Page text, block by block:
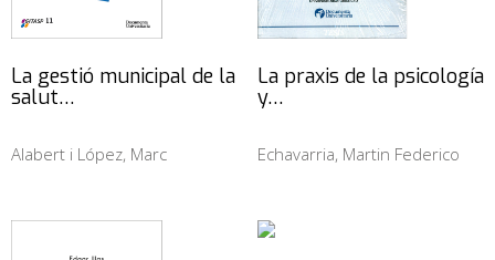
La gestió municipal de la
salut…
Alabert i López, Marc
La praxis de la psicología
y…
Echavarria, Martin Federico